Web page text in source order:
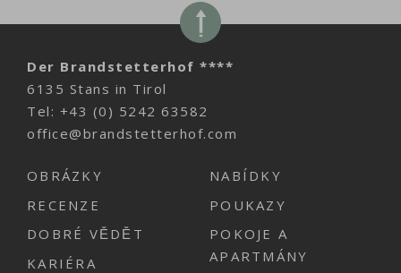
Der Brandstetterhof ****
6135 Stans in Tirol
Tel: +43 (0) 5242 63582
office@brandstetterhof.com
OBRÁZKY
RECENZE
DOBRÉ VĚDĚT
KARIÉRA
NABÍDKY
POUKAZY
POKOJE A
APARTMÁNY